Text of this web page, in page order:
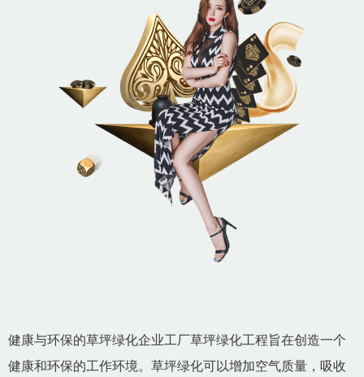
健康与环保的草坪绿化企业工厂草坪绿化工程旨在创造一个
健康和环保的工作环境。草坪绿化可以增加空气质量，吸收